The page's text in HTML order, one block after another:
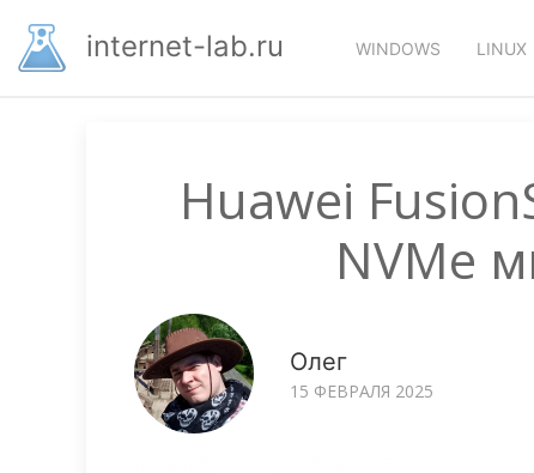
основномуinternet-lab.ru WINDOWS LINUX
Huawei
NVMe
Олег
15 ФЕВРАЛЯ 2025